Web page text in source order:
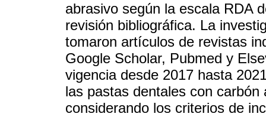
abrasivo según la escala RDA
revisión bibliográfica. La
tomaron artículos de revistas
Google Scholar, Pubmed y
vigencia desde 2017 hasta
las pastas dentales con
considerando los criterios de